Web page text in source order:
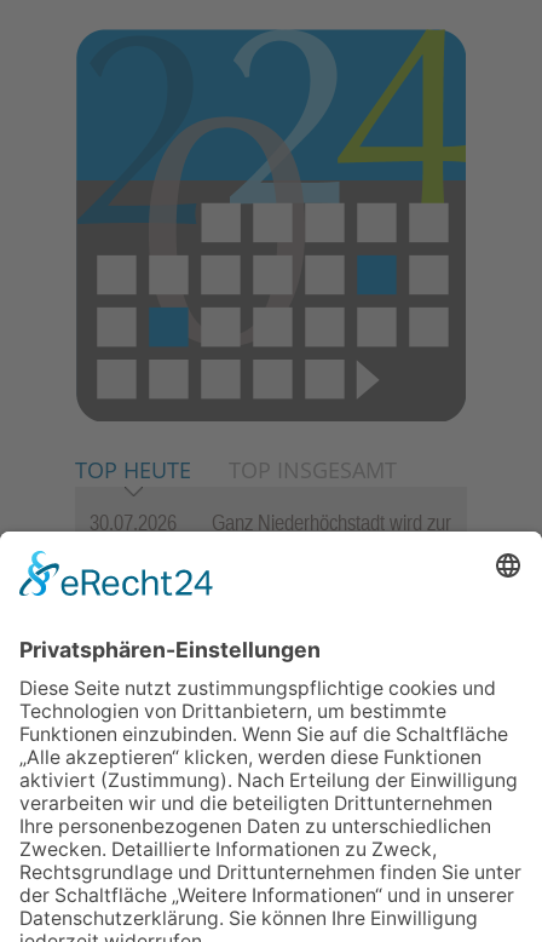
TOP HEUTE TOP INSGESAMT
30.07.2026
Ganz Niederhöchstadt wird zur
06.08.2026
Jugendchor Hochtaunus
Programm „Changes“
Sommerabend: Der Rettershof
lädt wieder zum Weinfest ein
06.08.2026
Hisamoto und Tölke begeistern
mit Werken von Walter
Wachsmuth
09.07.2026
Wasserampel steht auf Gelb:
Stadt ruft zum Wassersparen
auf